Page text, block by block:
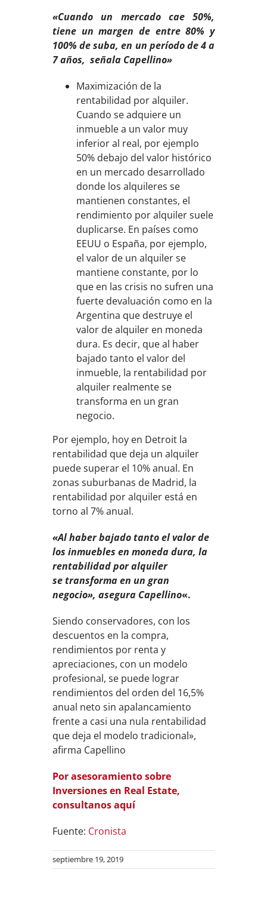
«Cuando un mercado cae 50%,
tiene un margen de entre 80% y
100% de suba, en un período de 4 a
7años, señala Capellino»
Maximización de la
rentabilidad por alquiler.
Cuando se adquiere un
inmueble a un valor muy
inferior al real, por ejemplo
50% debajo del valor histórico
en un mercado desarrollado
donde los alquileres se
mantienen constantes, el
rendimiento por alquiler suele
duplicarse. En países como
EEUU o España, por ejemplo,
el valor de un alquiler se
mantiene constante, por lo
que en las crisis no sufren una
fuerte devaluación como en la
Argentina que destruye el
valor de alquiler en moneda
dura. Es decir, que al haber
bajado tanto el valor del
inmueble, la rentabilidad por
alquiler realmente se
transforma en un gran
negocio.
Por ejemplo, hoy en Detroit la
rentabilidad que deja un alquiler
puede superar el 10% anual. En
zonas suburbanas de Madrid, la
rentabilidad por alquiler está en
torno al 7% anual.
«Al haber bajado tanto el valor de
los inmuebles en moneda dura, la
rentabilidad por alquiler
se transforma en un gran
negocio», asegura Capellino«.
Siendo conservadores, con los
descuentos en la compra,
rendimientos por renta y
apreciaciones, con un modelo
profesional, se puede lograr
rendimientos del orden del 16,5%
anual neto sin apalancamiento
frente a casi una nula rentabilidad
que deja el modelo tradicional»,
afirma Capellino
Por asesoramiento sobre
Inversiones en Real Estate,
consultanos aquí
Fuente: Cronista
septiembre 19, 2019